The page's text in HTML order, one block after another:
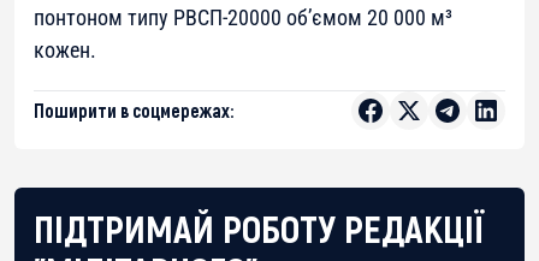
понтоном типу РВСП-20000 об’ємом 20 000 м³
кожен.
Поширити в соцмережах:
ПІДТРИМАЙ РОБОТУ РЕДАКЦІЇ